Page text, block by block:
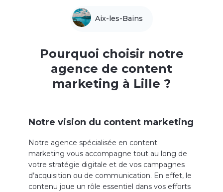
Aix-les-Bains
Pourquoi choisir notre
agence de content
marketing à Lille ?
Notre vision du content marketing
Notre agence spécialisée en content
marketing vous accompagne tout au long de
votre stratégie digitale et de vos campagnes
d’acquisition ou de communication. En effet, le
contenu joue un rôle essentiel dans vos efforts